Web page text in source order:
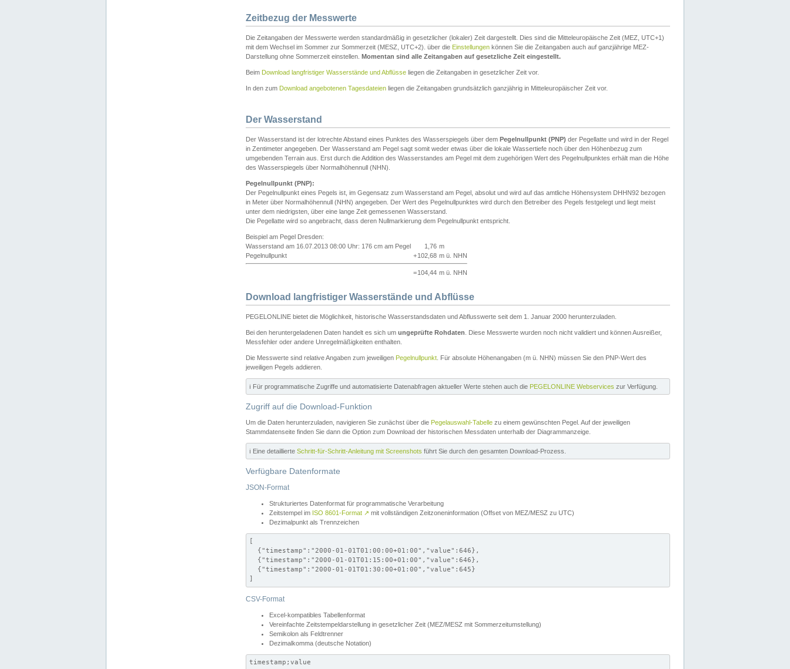
Zeitbezug der Messwerte
Die Zeitangaben der Messwerte werden standardmäßig in gesetzlicher (lokaler) Zeit dargestellt. Dies sind die Mitteleuropäische Zeit (MEZ, UTC+1)
mit dem Wechsel im Sommer zur Sommerzeit (MESZ, UTC+2). über die Einstellungen können Sie die Zeitangaben auch auf ganzjährige MEZ-
Darstellung ohne Sommerzeit einstellen. Momentan sind alle Zeitangaben auf gesetzliche Zeit eingestellt.
Beim Download langfristiger Wasserstände und Abflüsse liegen die Zeitangaben in gesetzlicher Zeit vor.
In den zum Download angebotenen Tagesdateien liegen die Zeitangaben grundsätzlich ganzjährig in Mitteleuropäischer Zeit vor.
Der Wasserstand
Der Wasserstand ist der lotrechte Abstand eines Punktes des Wasserspiegels über dem Pegelnullpunkt (PNP) der Pegellatte und wird in der Regel
in Zentimeter angegeben. Der Wasserstand am Pegel sagt somit weder etwas über die lokale Wassertiefe noch über den Höhenbezug zum
umgebenden Terrain aus. Erst durch die Addition des Wasserstandes am Pegel mit dem zugehörigen Wert des Pegelnullpunktes erhält man die Höhe
des Wasserspiegels über Normalhöhennull (NHN).
Pegelnullpunkt (PNP):
Der Pegelnullpunkt eines Pegels ist, im Gegensatz zum Wasserstand am Pegel, absolut und wird auf das amtliche Höhensystem DHHN92 bezogen
in Meter über Normalhöhennull (NHN) angegeben. Der Wert des Pegelnullpunktes wird durch den Betreiber des Pegels festgelegt und liegt meist
unter dem niedrigsten, über eine lange Zeit gemessenen Wasserstand.
Die Pegellatte wird so angebracht, dass deren Nullmarkierung dem Pegelnullpunkt entspricht.
Beispiel am Pegel Dresden:
Wasserstand am 16.07.2013 08:00 Uhr: 176 cm am Pegel
1,76 m
Pegelnullpunkt
+102,68 m ü. NHN
=104,44 m ü. NHN
Download langfristiger Wasserstände und Abflüsse
PEGELONLINE bietet die Möglichkeit, historische Wasserstandsdaten und Abflusswerte seit dem 1. Januar 2000 herunterzuladen.
Bei den heruntergeladenen Daten handelt es sich um ungeprüfte Rohdaten . Diese Messwerte wurden noch nicht validiert und können Ausreißer,
Messfehler oder andere Unregelmäßigkeiten enthalten.
Die Messwerte sind relative Angaben zum jeweiligen Pegelnullpunkt . Für absolute Höhenangaben (m ü. NHN) müssen Sie den PNP-Wert des
jeweiligen Pegels addieren.
ℹ️ Für programmatische Zugriffe und automatisierte Datenabfragen aktueller Werte stehen auch die PEGELONLINE Webservices zur Verfügung.
Zugriff auf die Download-Funktion
Um die Daten herunterzuladen, navigieren Sie zunächst über die Pegelauswahl-Tabelle zu einem gewünschten Pegel. Auf der jeweiligen
Stammdatenseite finden Sie dann die Option zum Download der historischen Messdaten unterhalb der Diagrammanzeige.
ℹ️ Eine detaillierte Schritt-für-Schritt-Anleitung mit Screenshots führt Sie durch den gesamten Download-Prozess.
Verfügbare Datenformate
JSON-Format
Strukturiertes Datenformat für programmatische Verarbeitung
Zeitstempel im ISO 8601-Format ↗ mit vollständigen Zeitzoneninformation (Offset von MEZ/MESZ zu UTC)
Dezimalpunkt als Trennzeichen
[
  {"timestamp":"2000-01-01T01:00:00+01:00","value":646},
  {"timestamp":"2000-01-01T01:15:00+01:00","value":646},
  {"timestamp":"2000-01-01T01:30:00+01:00","value":645}
]
CSV-Format
Excel-kompatibles Tabellenformat
Vereinfachte Zeitstempeldarstellung in gesetzlicher Zeit (MEZ/MESZ mit Sommerzeitumstellung)
Semikolon als Feldtrenner
Dezimalkomma (deutsche Notation)
timestamp;value